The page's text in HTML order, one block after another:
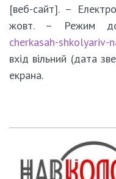
[веб-сайт]. –
жовт. – Режим
cherkasah-shkolyariv-
вхід вільний (дата
екрана.